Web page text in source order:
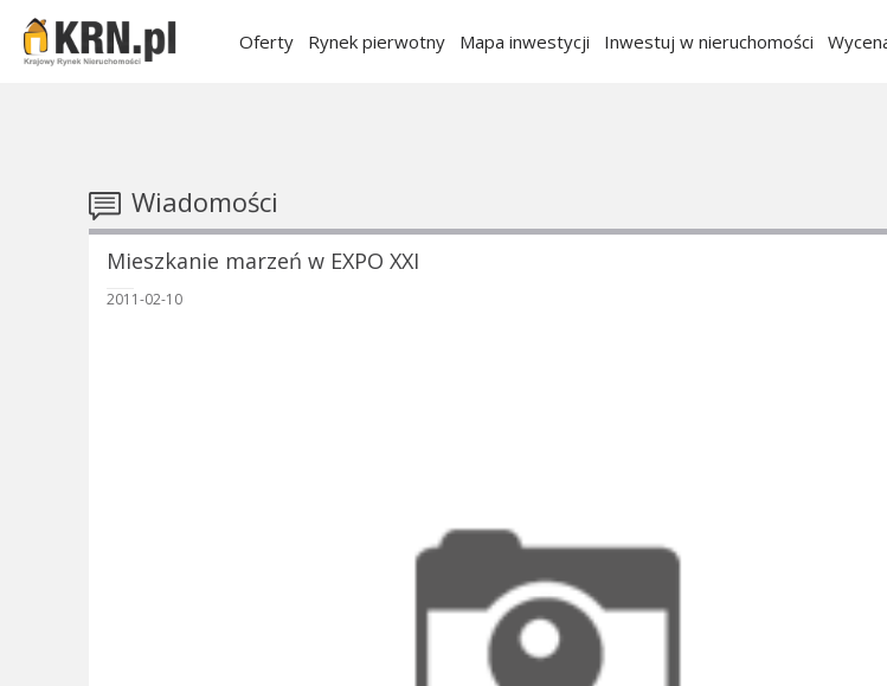
Oferty Rynek pierwotny Mapa inwestycji Inwestuj w nieruchomości
Wiadomości
Mieszkanie marzeń w EXPO XXI
2011-02-10